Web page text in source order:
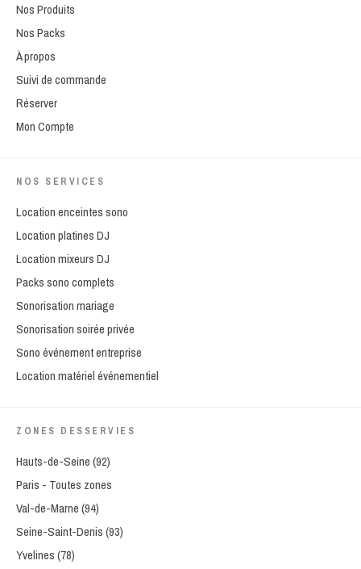
Nos Produits
Nos Packs
À propos
Suivi de commande
Réserver
Mon Compte
NOS SERVICES
Location enceintes sono
Location platines DJ
Location mixeurs DJ
Packs sono complets
Sonorisation mariage
Sonorisation soirée privée
Sono événement entreprise
Location matériel événementiel
ZONES DESSERVIES
Hauts-de-Seine (92)
Paris - Toutes zones
Val-de-Marne (94)
Seine-Saint-Denis (93)
Yvelines (78)